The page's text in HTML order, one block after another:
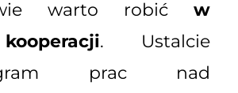
warto robić w
. Ustalcie
prac nad